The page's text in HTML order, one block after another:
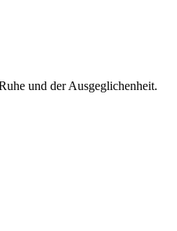
und der Ausgeglichenheit.